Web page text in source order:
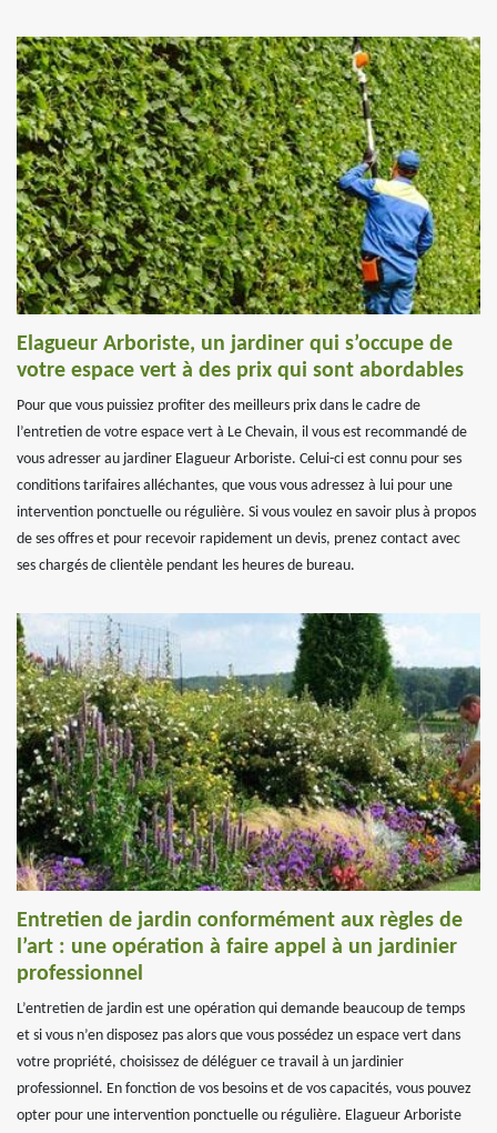
Elagueur Arboriste, un jardiner qui s’occupe de
votre espace vert à des prix qui sont abordables
Pour que vous puissiez profiter des meilleurs prix dans le cadre de
l’entretien de votre espace vert à Le Chevain, il vous est recommandé de
vous adresser au jardiner Elagueur Arboriste. Celui-ci est connu pour ses
conditions tarifaires alléchantes, que vous vous adressez à lui pour une
intervention ponctuelle ou régulière. Si vous voulez en savoir plus à propos
de ses offres et pour recevoir rapidement un devis, prenez contact avec
ses chargés de clientèle pendant les heures de bureau.
Entretien de jardin conformément aux règles de
l’art : une opération à faire appel à un jardinier
professionnel
L’entretien de jardin est une opération qui demande beaucoup de temps
et si vous n’en disposez pas alors que vous possédez un espace vert dans
votre propriété, choisissez de déléguer ce travail à un jardinier
professionnel. En fonction de vos besoins et de vos capacités, vous pouvez
opter pour une intervention ponctuelle ou régulière. Elagueur Arboriste